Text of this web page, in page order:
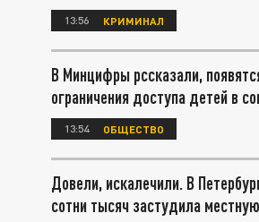
13:56 КРИМИНАЛ
В Минцифры рссказали,
ограничения доступа детей в
13:54 ОБЩЕСТВО
Довели, искалечили. В
сотни тысяч застудила